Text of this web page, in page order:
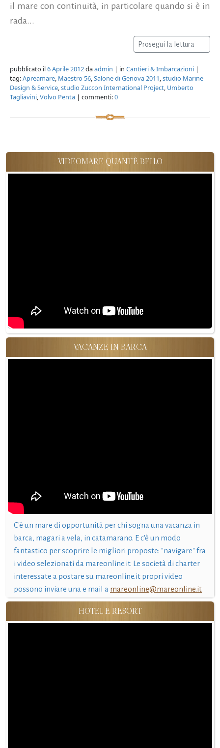
il mare con continuità, in particolare quando si è in
rada...
Prosegui la lettura
pubblicato il6 Aprile 2012daadmin | in Cantieri & Imbarcazioni |
tag:Apreamare, Maestro 56,Salone di Genova 2011,studio Marine
Design & Service,studio Zuccon International Project, Umberto
Tagliavini,Volvo Penta | commenti:0
VIDEOMARE QUANT'È BELLO
VACANZE IN BARCA
C'è un mare di opportunità per chi sogna una vacanza in
barca, magari a vela, in catamarano. E c'è un modo
fantastico per scoprire le migliori proposte: "navigare" fra
i video selezionati da mareonline.it. Le società di charter
interessate a postare su mareonline.it propri video
possono inviare una e mail a mareonline@mareonline.it
HOTEL E RESORT